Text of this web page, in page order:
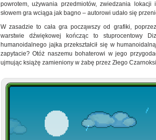
powrotem, używania przedmiotów, zwiedzania
słowem gra wciąga jak bagno – autorowi udało się
W zasadzie to cała gra począwszy od grafiki,
warstwie dźwiękowej kończąc to stuprocentowy
humanoidalnego jajka przekształcił się w
zapytacie? Otóż naszemu bohaterowi w jego
ujmując książę zamieniony w żabę przez Złego